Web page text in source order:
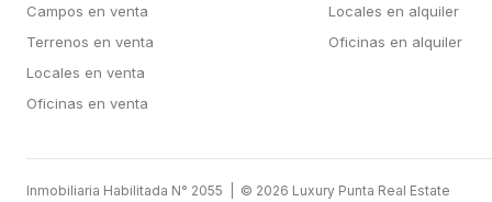
Campos en venta
Terrenos en venta
Locales en venta
Oficinas en venta
Locales en alquiler
Oficinas en alquiler
Inmobiliaria Habilitada N° 2055 | © 2026 Luxury Punta Real Estate